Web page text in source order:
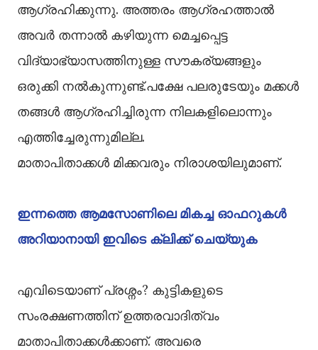
ആഗ്രഹിക്കുന്നു. അത്തരം ആഗ്രഹത്താൽ
അവർ തന്നാൽ കഴിയുന്ന മെച്ചപ്പെട്ട
വിദ്യാഭ്യാസത്തിനുള്ള സൗകര്യങ്ങളും
ഒരുക്കി നൽകുന്നുണ്ട്.പക്ഷേ പലരുടേയും മക്കൾ
തങ്ങൾ ആഗ്രഹിച്ചിരുന്ന നിലകളിലൊന്നും
എത്തിച്ചേരുന്നുമില്ല.
മാതാപിതാക്കൾ മിക്കവരും നിരാശയിലുമാണ്.
ഇന്നത്തെ ആമസോണിലെ മികച്ച ഓഫറുകൾ
അറിയാനായി ഇവിടെ ക്ലിക്ക് ചെയ്യുക
എവിടെയാണ് പ്രശ്നം? കുട്ടികളുടെ
സംരക്ഷണത്തിന് ഉത്തരവാദിത്വം
മാതാപിതാക്കൾക്കാണ്. അവരെ